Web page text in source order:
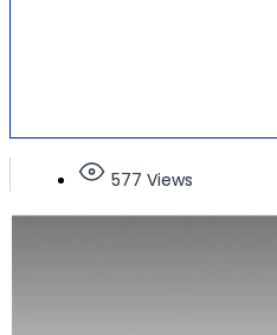
577 Views